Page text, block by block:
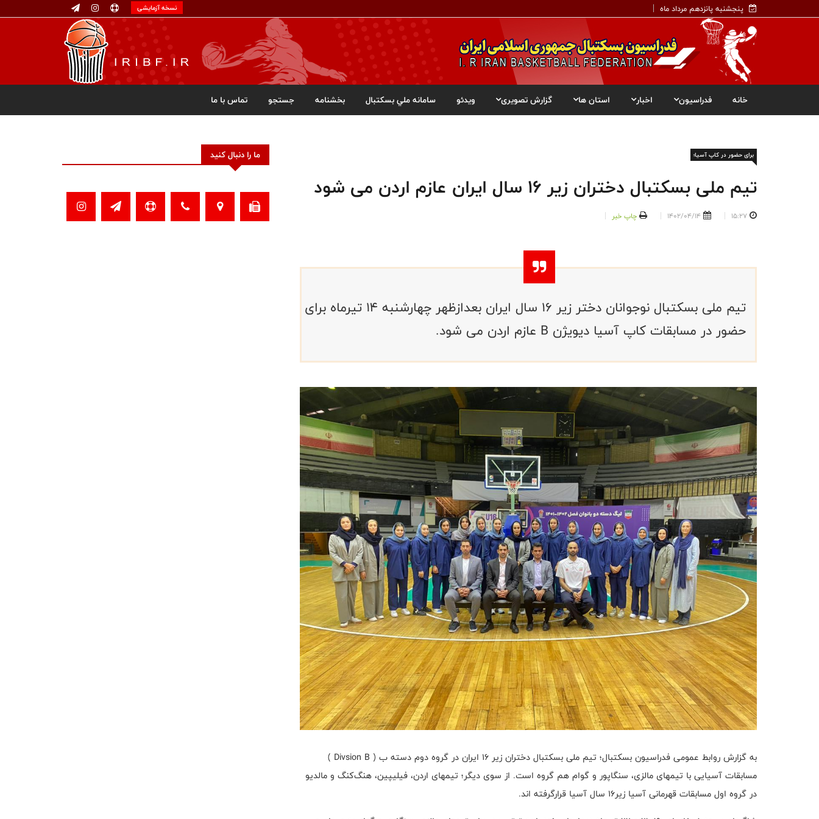
پنجشنبه پانزدهم مرداد ماه نسخه آزمایشی
خانه فدراسیون اخبار استان ها گزارش تصویری ویدئو سامانه ملي بسکتبال بخشنامه جستجو تماس با ما
برای حضور در کاپ آسیا؛
تیم ملی بسکتبال دختران زیر ۱۶ سال ایران عازم اردن می شود
15:27
1402/04/14 چاپ خبر
تیم ملی بسکتبال نوجوانان دختر زیر ۱۶ سال ایران بعدازظهر چهارشنبه ۱۴ تیرماه برای
حضور در مسابقات کاپ آسیا دیویژن B عازم اردن می شود.
به گزارش روابط عمومی فدراسیون بسکتبال؛ تیم ملی بسکتبال دختران زیر ۱۶ ایران در گروه دوم دسته ب ( Divsion B )
مسابقات آسیایی با تیمهای مالزی، سنگاپور و گوام هم گروه است. از سوی دیگر؛ تیمهای اردن، فیلیپین، هنگ‌کنگ و مالدیو
در گروه اول مسابقات قهرمانی آسیا زیر۱۶ سال آسیا قرارگرفته اند.
ما را دنبال کنید